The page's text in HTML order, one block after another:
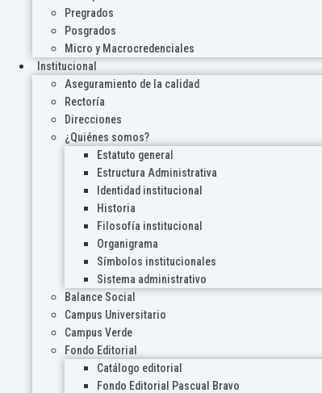
Pregrados
Posgrados
Micro y Macrocredenciales
Institucional
Aseguramiento de la calidad
Rectoría
Direcciones
¿Quiénes somos?
Estatuto general
Estructura Administrativa
Identidad institucional
Historia
Filosofía institucional
Organigrama
Símbolos institucionales
Sistema administrativo
Balance Social
Campus Universitario
Campus Verde
Fondo Editorial
Catálogo editorial
Fondo Editorial Pascual Bravo